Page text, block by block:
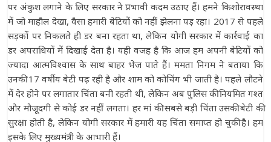
पर अंकुश लगाने के लिए सरकार ने प्रभावी कदम उठाए हैं। हमने किशोरावस्था
में जो माहौल देखा, वैसा हमारी बेटियों को नहीं झेलना पड़ रहा। 2017 से पहले
सड़कों पर निकलते ही डर बना रहता था, लेकिन योगी सरकार में कार्रवाई का
डर अपराधियों में दिखाई देता है। यही वजह है कि आज हम अपनी बेटियों को
ज्यादा आत्मविश्वास के साथ बाहर भेज पाते हैं। ममता निगम ने बताया कि
उनकी 17 वर्षीय बेटी पढ़ रही है और शाम को कोचिंग भी जाती है। पहले लौटने
में देर होने पर लगातार चिंता बनी रहती थी, लेकिन अब पुलिस की नियमित गश्त
और मौजूदगी से कोई डर नहीं लगता। हर मां की सबसे बड़ी चिंता उसकी बेटी की
सुरक्षा होती है, लेकिन योगी सरकार में हमारी यह चिंता समाप्त हो चुकी है। हम
इसके लिए मुख्यमंत्री के आभारी हैं।